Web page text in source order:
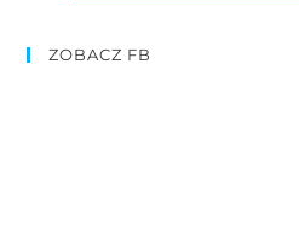
ZOBACZ FB